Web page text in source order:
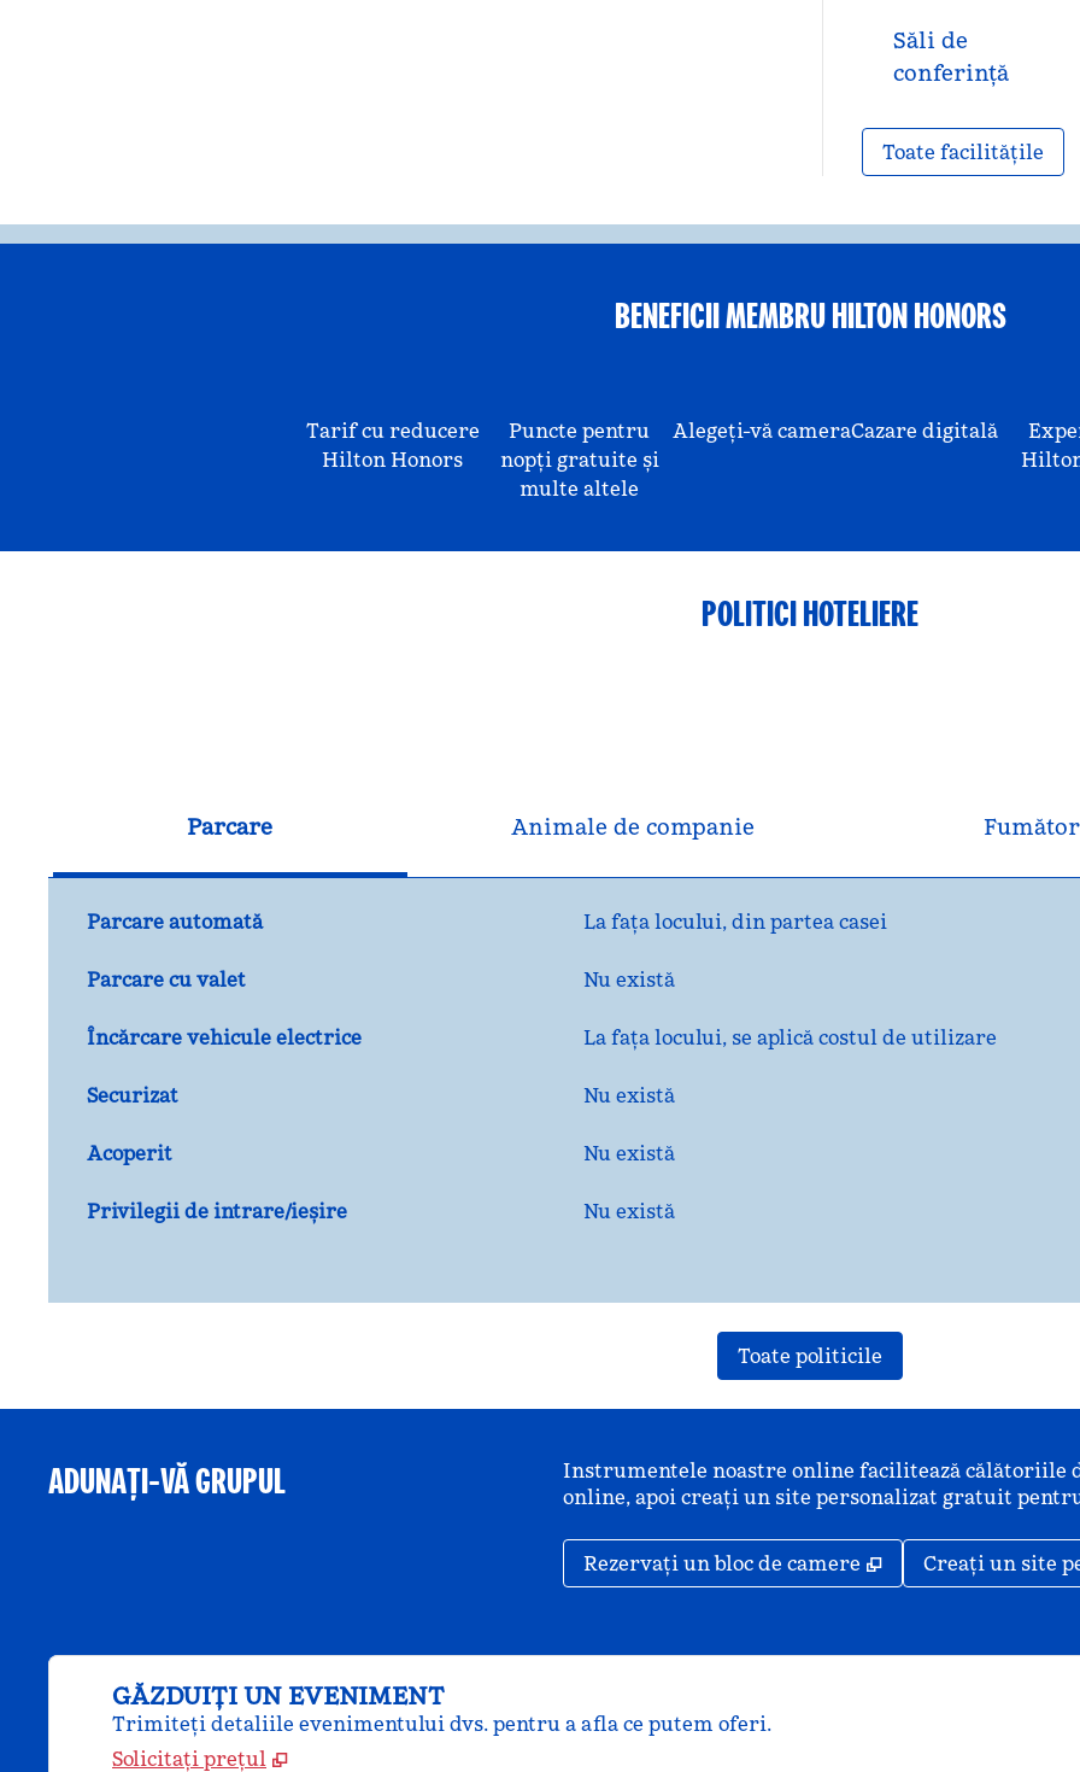
Săli de
conferință
Toate facilitățile
BENEFICII MEMBRU HILTON HONORS
Tarif cu reducere
Hilton Honors
Puncte pentru
nopți gratuite și
multe altele
Alegeți-vă cameraCazare digitală
POLITICI HOTELIERE
Parcare Animale de companie
Parcare automată La fața locului, din partea casei
Parcare cu valet Nu există
Încărcare vehicule electrice La fața locului, se aplică costul de utilizare
Securizat Nu există
Acoperit Nu există
Privilegii de intrare/ieșire Nu există
Toate politicile
ADUNAȚI-VĂ GRUPUL
Instrumentele noastre online facilitează călătoriile
online, apoi creați un site personalizat gratuit
Rezervați un bloc de camere , Deschide o filă
Creați un site
GĂZDUIȚI UN EVENIMENT
Trimiteți detaliile evenimentului dvs. pentru a afla ce putem oferi.
Solicitați prețul